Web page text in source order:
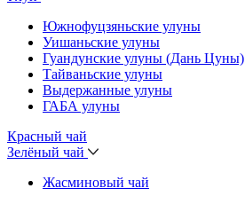
Южнофуцзяньские улуны
Уишаньские улуны
Гуандунские улуны (Дань Цуны)
Тайваньские улуны
Выдержанные улуны
ГАБА улуны
Красный чай
Зелёный чай
Жасминовый чай